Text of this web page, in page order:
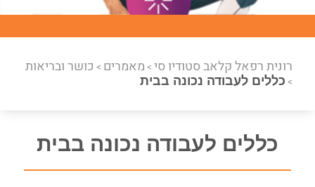
רונית רפאל קלאב סטודיו סי>מאמרים > כושר ובריאות
> כללים לעבודה נכונה בבית
כללים לעבודה נכונה בבית